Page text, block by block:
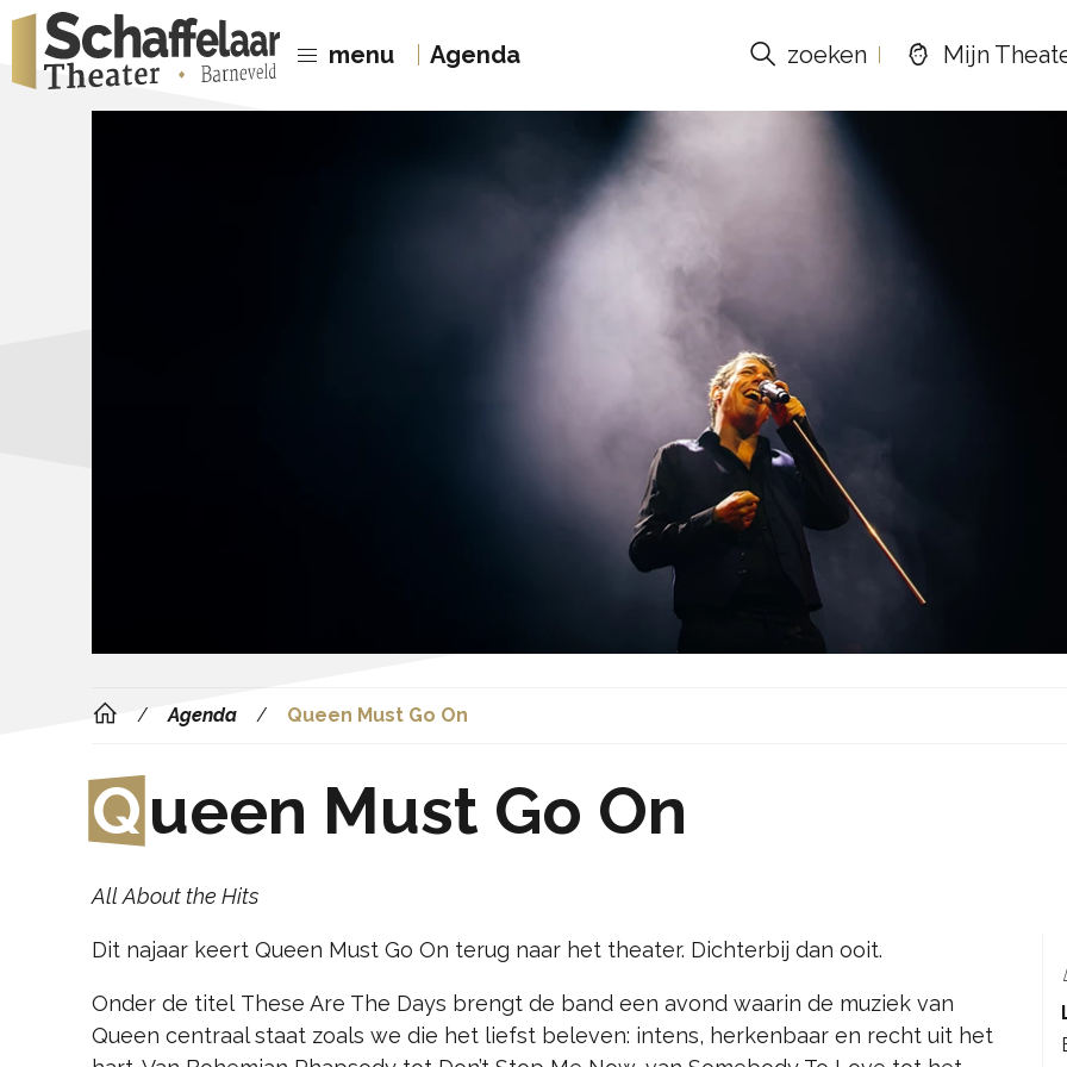
menu Agenda zoeken Mijn
Agenda Queen Must Go On
Queen Must Go On
All About the Hits
Dit najaar keert Queen Must Go On terug naar het theater. Dichterbij dan ooit.
Onder de titel These Are The Days brengt de band een avond waarin de muziek van
Queen centraal staat zoals we die het liefst beleven: intens, herkenbaar en recht uit het